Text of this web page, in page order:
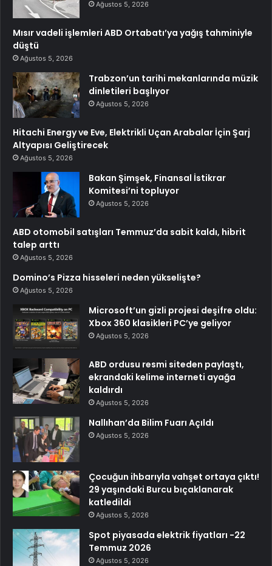
Ağustos 5, 2026
Mısır vadeli işlemleri ABD Ortabatı’ya yağış tahminiyle
düştü
Ağustos 5, 2026
Trabzon’un tarihi mekanlarında müzik
dinletileri başlıyor
Ağustos 5, 2026
Hitachi Energy ve Eve, Elektrikli Uçan Arabalar İçin Şarj
Altyapısı Geliştirecek
Ağustos 5, 2026
Bakan Şimşek, Finansal İstikrar
Komitesi’ni topluyor
Ağustos 5, 2026
ABD otomobil satışları Temmuz’da sabit kaldı, hibrit
talep arttı
Ağustos 5, 2026
Domino’s Pizza hisseleri neden yükselişte?
Ağustos 5, 2026
Microsoft’un gizli projesi deşifre oldu:
Xbox 360 klasikleri PC’ye geliyor
Ağustos 5, 2026
ABD ordusu resmi siteden paylaştı,
ekrandaki kelime interneti ayağa
kaldırdı
Ağustos 5, 2026
Nallıhan’da Bilim Fuarı Açıldı
Ağustos 5, 2026
Çocuğun ihbarıyla vahşet ortaya çıktı!
29 yaşındaki Burcu bıçaklanarak
katledildi
Ağustos 5, 2026
Spot piyasada elektrik fiyatları -22
Temmuz 2026
Ağustos 5, 2026